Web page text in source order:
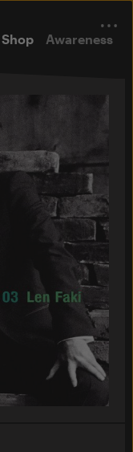
Shop Awareness